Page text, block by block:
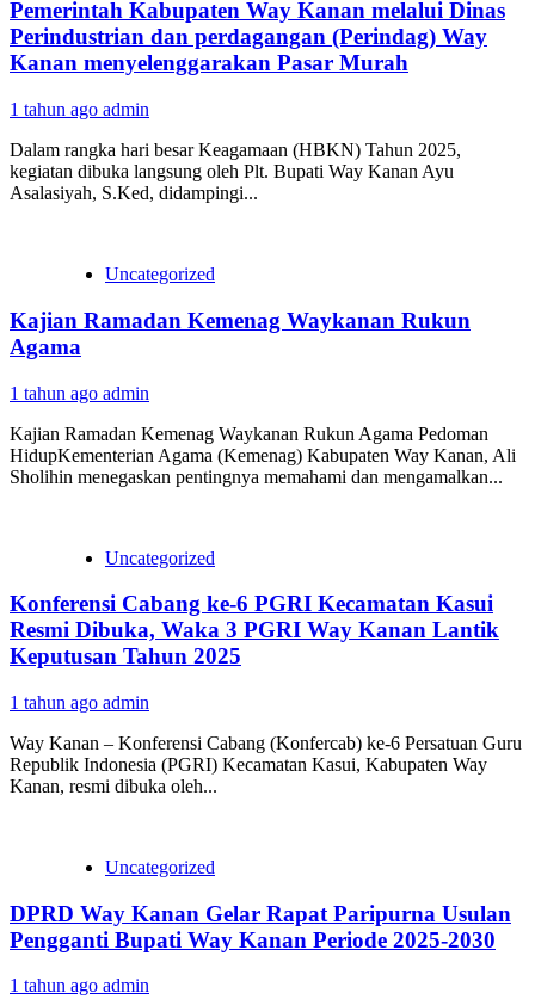
Pemerintah Kabupaten Way Kanan melalui Dinas
Perindustrian dan perdagangan (Perindag) Way
Kanan menyelenggarakan Pasar Murah
1 tahun ago admin
Dalam rangka hari besar Keagamaan (HBKN) Tahun 2025,
kegiatan dibuka langsung oleh Plt. Bupati Way Kanan Ayu
Asalasiyah, S.Ked, didampingi...
Uncategorized
Kajian Ramadan Kemenag Waykanan Rukun
Agama
1 tahun ago admin
Kajian Ramadan Kemenag Waykanan Rukun Agama Pedoman
HidupKementerian Agama (Kemenag) Kabupaten Way Kanan, Ali
Sholihin menegaskan pentingnya memahami dan mengamalkan...
Uncategorized
Konferensi Cabang ke-6 PGRI Kecamatan Kasui
Resmi Dibuka, Waka 3 PGRI Way Kanan Lantik
Keputusan Tahun 2025
1 tahun ago admin
Way Kanan – Konferensi Cabang (Konfercab) ke-6 Persatuan Guru
Republik Indonesia (PGRI) Kecamatan Kasui, Kabupaten Way
Kanan, resmi dibuka oleh...
Uncategorized
DPRD Way Kanan Gelar Rapat Paripurna Usulan
Pengganti Bupati Way Kanan Periode 2025-2030
1 tahun ago admin